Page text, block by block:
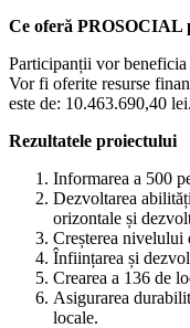
Ce oferă PROSOCIAL
Participanții vor
Vor fi oferite resurse
este de: 10.463.690,40
Rezultatele proiectului
Informarea a 500
Dezvoltarea
orizontale și
Creșterea nivelului
Înființarea și
Crearea a 136 de
Asigurarea
locale.